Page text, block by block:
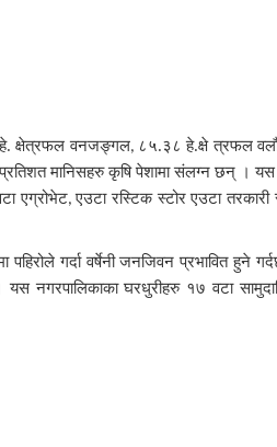
क्षेत्रफल वनजङ्गल, ८५.३८ हे.क्षे त्रफल
मानिसहरु कृषि पेशामा संलग्न छन् । यस
एग्रोभेट,एउटा रस्टिक स्टोर एउटा
पहिरोले गर्दा वर्षेनी जनजिवन प्रभावित हुने
यस नगरपालिकाका घरधुरीहरु १७ वटा